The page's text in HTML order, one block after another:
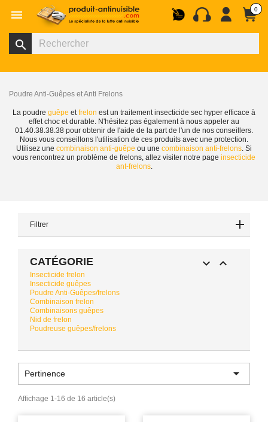
 0
search
Poudre Anti-Guêpes et Anti Frelons
La poudre guêpe etfrelon est un traitement insecticide sec hyper efficace à
effet choc et durable. N'hésitez pas également à nous appeler au
01.40.38.38.38 pour obtenir de l'aide de la part de l'un de nos conseillers.
Nous vous conseillons l'utilisation de ces produits avec une protection.
Utilisez une combinaison anti-guêpe ou une combinaison anti-frelons. Si
vous rencontrez un problème de frelons, allez visiter notre page insecticide
ant-frelons.
Filtrer
CATÉGORIE  
Insecticide frelon
Insecticide guêpes
Poudre Anti-Guêpes/frelons
Combinaison frelon
Combinaisons guêpes
Nid de frelon
Poudreuse guêpes/frelons
Pertinence 
Affichage 1-16 de 16 article(s)